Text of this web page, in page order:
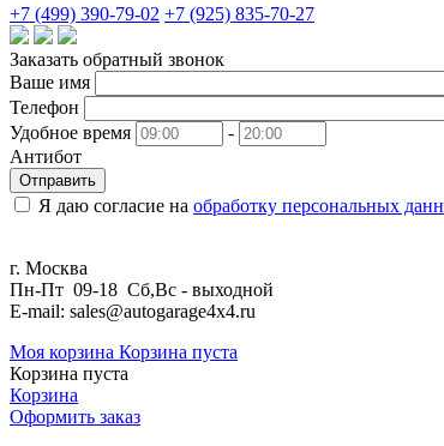
+7 (499) 390-79-02 +7 (925) 835-70-27
Заказать обратный звонок
Ваше имя
Телефон
Удобное время
-
Антибот
Отправить
Я даю согласие на обработку персональных
г. Москва
Пн-Пт 09-18 Сб,Вс - выходной
E-mail: sales@autogarage4x4.ru
Моя корзина Корзина пуста
Корзина пуста
Корзина
Оформить заказ